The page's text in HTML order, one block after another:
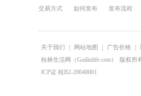
交易方式
如何发布 发布流程
关于我们 网站地图 广告价格
桂林生活网（Guilinlife.com）
版权所
ICP证 桂B2-20040001